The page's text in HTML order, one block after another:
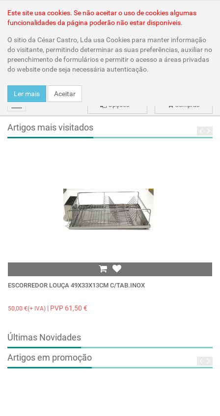
mudar Compras
Opções
Este site usa cookies. Se não aceitar o uso de cookies algumas
funcionalidades da página poderão não estar disponíveis.
O sitio da César Castro, Lda usa Cookies para manter informação
do visitante, permitindo determinar as suas preferências, auxiliar no
preenchimento de formulários e permitir o acesso a áreas privadas
do website onde seja necessária autenticação.
Ler mais Aceitar
Artigos mais visitados
ESCORREDOR LOUÇA 49X33X13CM C/TAB.INOX
50,00 €(+ IVA) | PVP 61,50 €
Últimas Novidades
Artigos em promoção